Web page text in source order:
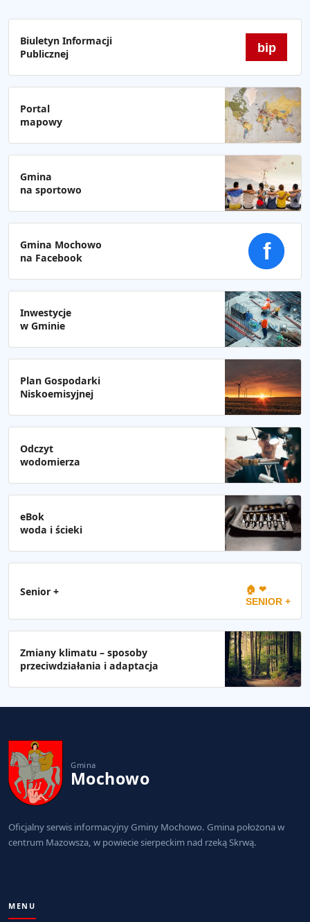
Biuletyn Informacji
Publicznej
bip
Portal
mapowy
Gmina
na sportowo
Gmina Mochowo
na Facebook
f
Inwestycje
w Gminie
Plan Gospodarki
Niskoemisyjnej
Odczyt
wodomierza
eBok
woda i ścieki
Senior + 🏠 ❤
SENIOR +
Zmiany klimatu – sposoby
przeciwdziałania i adaptacja
Gmina
Mochowo
Oficjalny serwis informacyjny Gminy Mochowo. Gmina położona w
centrum Mazowsza, w powiecie sierpeckim nad rzeką Skrwą.
MENU